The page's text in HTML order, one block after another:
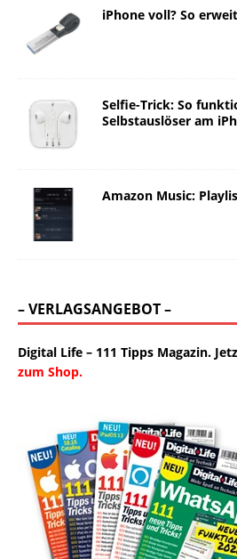
iPhone voll? So
Selfie-Trick: So
Selbstauslöser am
Amazon Music:
– VERLAGSANGEBOT –
Digital Life – 111 Tipps Magazin.
zum Shop.